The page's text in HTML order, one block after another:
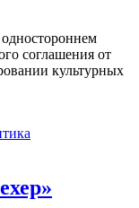
соглашения от
культурных